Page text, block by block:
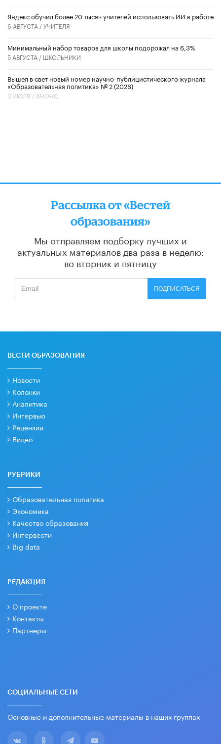
​Яндекс обучил более 20 тысяч учителей использовать ИИ в работе
6 АВГУСТА /УЧИТЕЛЯ
Минимальный набор товаров для школы подорожал на 6,3%
5 АВГУСТА / ШКОЛЬНИКИ
Вышел в свет новый номер научно-публицистического журнала
«Образовательная политика» № 2 (2026)
3 ИЮЛЯ / АНОНС
Рассылка от «Вестей
образования»
Мы отправляем подборку лучших и
актуальных материалов два раза в неделю:
во вторник и пятницу
ПОДПИСАТЬСЯ
ВЕСТИ ОБРАЗОВАНИЯ
Новости
Колонки
Аналитика
Интервью
Рецензии
Видео
РУБРИКИ
Образовательная политика
Экономика
Качество образования
Интервести
Big data
РЕДАКЦИЯ
О проекте
Контакты
Партнеры
СОЦИАЛЬНЫЕ СЕТИ
Основные и дополнительные материалы в наших группах